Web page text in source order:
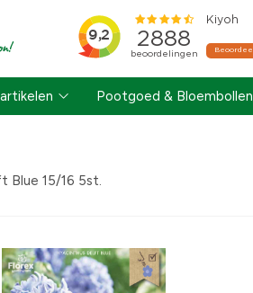
Pootgoed & Bloembollen
Blue 15/16 5st.